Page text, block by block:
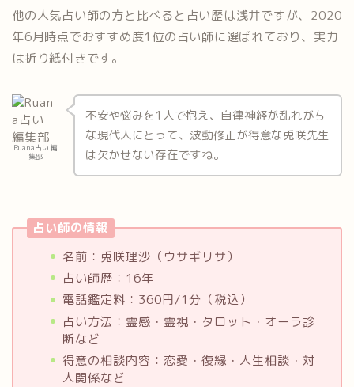
他の人気占い師の方と比べると占い歴は浅井ですが、2020
年6月時点でおすすめ度1位の占い師に選ばれており、実力
は折り紙付きです。
Ruana占い 編
集部
不安や悩みを1人で抱え、自律神経が乱れがち
な現代人にとって、波動修正が得意な兎咲先生
は欠かせない存在ですね。
占い師の情報
名前：兎咲理沙（ウサギリサ）
占い師歴：16年
電話鑑定料：360円/1分（税込）
占い方法：霊感・霊視・タロット・オーラ診
断など
得意の相談内容：恋愛・復縁・人生相談・対
人関係など